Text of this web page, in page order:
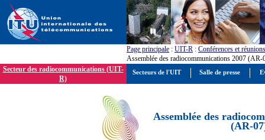
Page principale : UIT-R : Conférences et réunions
Assemblée des radiocommunications 2007 (AR-
Secteur des radiocommunications (UIT-
R)
Assemblée des
(AR-
Secteurs de l'UIT Salle de presse